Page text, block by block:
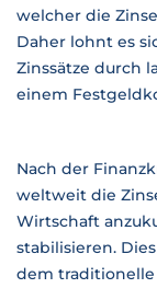
welcher die
Daher lohnt es
Zinssätze durch
einem
Nach der
weltweit die
Wirtschaft
stabilisieren.
dem